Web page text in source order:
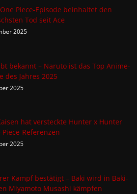
Piece-Episode beinhaltet den
Tod seit Ace
2025
bekannt – Naruto ist das Top Anime-
des Jahres 2025
2025
hat versteckte Hunter x Hunter
Referenzen
2025
Kampf bestätigt – Baki wird in Baki-
Miyamoto Musashi kämpfen